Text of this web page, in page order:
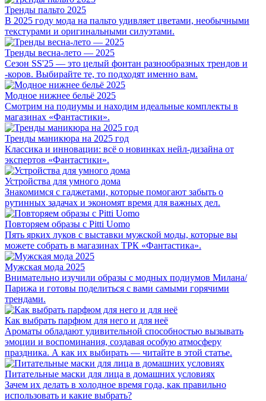
Тренды пальто 2025
В 2025 году мода на пальто удивляет цветами, необычными
текстурами и оригинальными силуэтами.
Тренды весна-лето — 2025
Сезон SS'25 — это целый фонтан разнообразных трендов и
-коров. Выбирайте те, то подходят именно вам.
Модное нижнее бельё 2025
Смотрим на подиумы и находим идеальные комплекты в
магазинах «Фантастики».
Тренды маникюра на 2025 год
Классика и инновации: всё о новинках нейл-дизайна от
экспертов «Фантастики».
Устройства для умного дома
Знакомимся с гаджетами, которые помогают забыть о
рутинных задачах и экономят время для важных дел.
Повторяем образы с Pitti Uomo
Пять ярких луков с выставки мужской моды, которые вы
можете собрать в магазинах ТРК «Фантастика».
Мужская мода 2025
Внимательно изучили образы с модных подиумов Милана/
Парижа и готовы поделиться с вами самыми горячими
трендами.
Как выбрать парфюм для него и для неё
Ароматы обладают удивительной способностью вызывать
эмоции и воспоминания, создавая особую атмосферу
праздника. А как их выбирать — читайте в этой статье.
Питательные маски для лица в домашних условиях
Зачем их делать в холодное время года, как правильно
использовать и какие выбрать?